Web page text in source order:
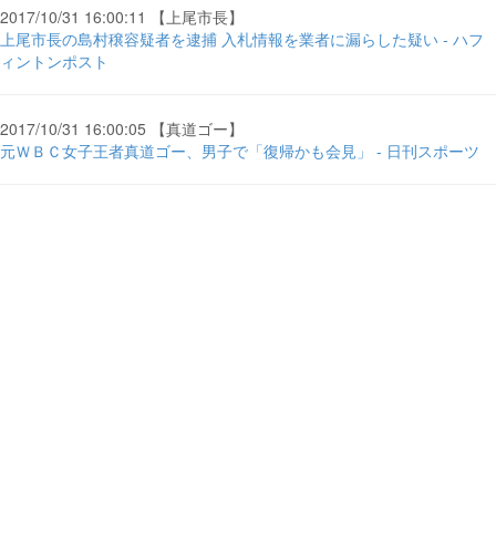
2017/10/31 16:00:11 【上尾市長】
上尾市長の島村穣容疑者を逮捕 入札情報を業者に漏らした疑い - ハフ
ィントンポスト
2017/10/31 16:00:05 【真道ゴー】
元ＷＢＣ女子王者真道ゴー、男子で「復帰かも会見」 - 日刊スポーツ